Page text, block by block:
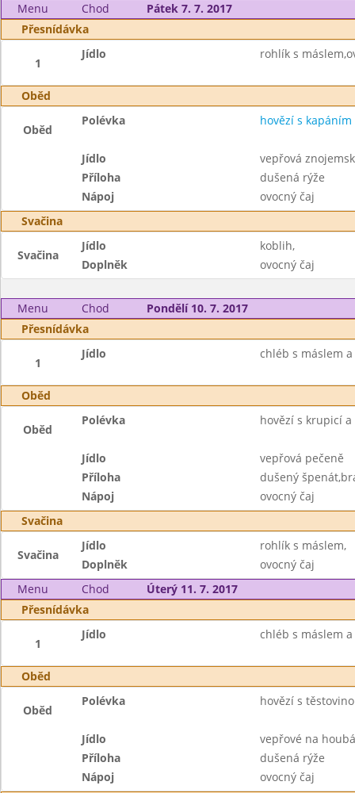
Menu
Chod
Pátek 7. 7. 2017
Přesnídávka
1
Jídlo rohlík s
Oběd
Oběd
Polévka hovězí s kapáním
Jídlo
vepřová
Příloha
dušená rýže
Nápoj
ovocný čaj
Svačina
Svačina
Jídlo
koblih,
Doplněk
ovocný čaj
Menu Chod
Pondělí 10. 7. 2017
Přesnídávka
1
Jídlo chléb s máslem
Oběd
Oběd
Polévka hovězí s krupicí a
Jídlo
vepřová pečeně
Příloha
dušený
Nápoj
ovocný čaj
Svačina
Svačina
Jídlo
rohlík s máslem,
Doplněk
ovocný čaj
Menu
Chod
Úterý 11. 7. 2017
Přesnídávka
1
Jídlo chléb s máslem
Oběd
Oběd
Polévka hovězí s
Jídlo
vepřové na
Příloha
dušená rýže
Nápoj
ovocný čaj